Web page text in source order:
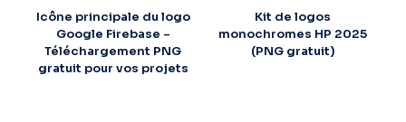
Icône principale du logo
Google Firebase –
Téléchargement PNG
gratuit pour vos projets
Kit de logos
monochromes HP 2025
(PNG gratuit)